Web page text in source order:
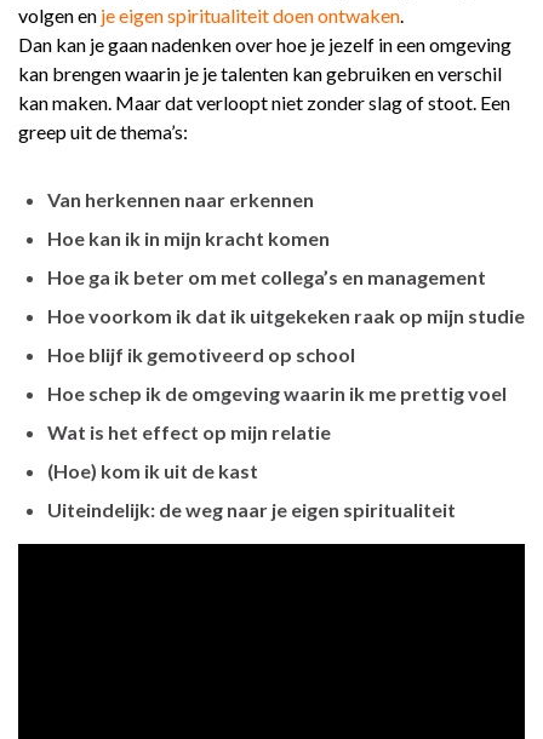
volgen en je eigen spiritualiteit doen ontwaken.
Dan kan je gaannadenken over hoe je jezelf in een omgeving
kan brengenwaarin je je talenten kan gebruiken en verschil
kan maken. Maar dat verloopt niet zonder slag of stoot. Een
greep uit de thema’s:
Van herkennen naar erkennen
Hoe kan ik in mijn kracht komen
Hoe ga ik beter om met collega’s en management
Hoe voorkom ik dat ik uitgekeken raak op mijn studie
Hoe blijf ik gemotiveerd op school
Hoe schep ik de omgeving waarin ik me prettig voel
Wat is het effect op mijn relatie
(Hoe) kom ik uit de kast
Uiteindelijk: de weg naar je eigen spiritualiteit